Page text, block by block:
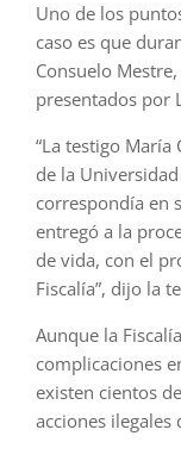
Uno de los
caso es que
Consuelo
presentados por
“La testigo María
de la
correspondía en
entregó a la
de vida, con el
Fiscalía”, dijo la
Aunque la
complicaciones
existen cientos
acciones